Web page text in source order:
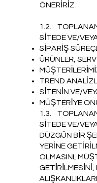
ÖNERİRİZ.
1.2.
SİTEDE VE/
SİPARİŞ
ÜRÜNLER,
TREND
SİTENİN VE/
MÜŞTERİYE
1.3.
SİTEDE VE/
DÜZGÜN BİR
YERİNE
OLMASINI,
GETİRİLMESİNİ,